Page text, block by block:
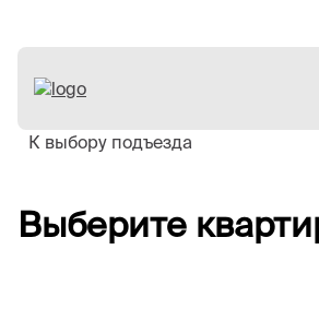
К выбору подъезда
Выберите